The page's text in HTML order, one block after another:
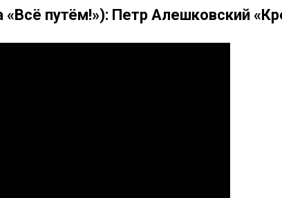
путём!»): Петр Алешковский